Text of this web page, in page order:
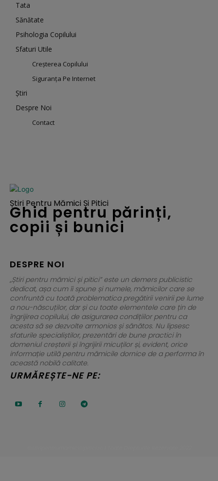
Tata
Sănătate
Psihologia Copilului
Sfaturi Utile
Creșterea Copilului
Siguranța Pe Internet
Știri
Despre Noi
Contact
Știri Pentru Mămici Și Pitici
Ghid pentru părinți,
copii și bunici
DESPRE NOI
„Știri pentru mămici și pitici” este un demers publicistic
dedicat, așa cum îi spune și numele, mămicilor care se
confruntă cu toată problematica pregătirii venirii pe lume
a nou-născuților, dar și cu toate elementele care țin de
îngrijirea copilului, de asigurarea condițiilor pentru ca
acesta să se dezvolte armonios și sănătos. Nu lipsesc
sfaturile specialiștilor, prezentări de bune practici în
domeniul creșterii și îngrijirii micuților și, evident, orice
informație utilă pentru mămicile dornice de a performa în
această nobilă calitate.
URMĂREȘTE-NE PE: